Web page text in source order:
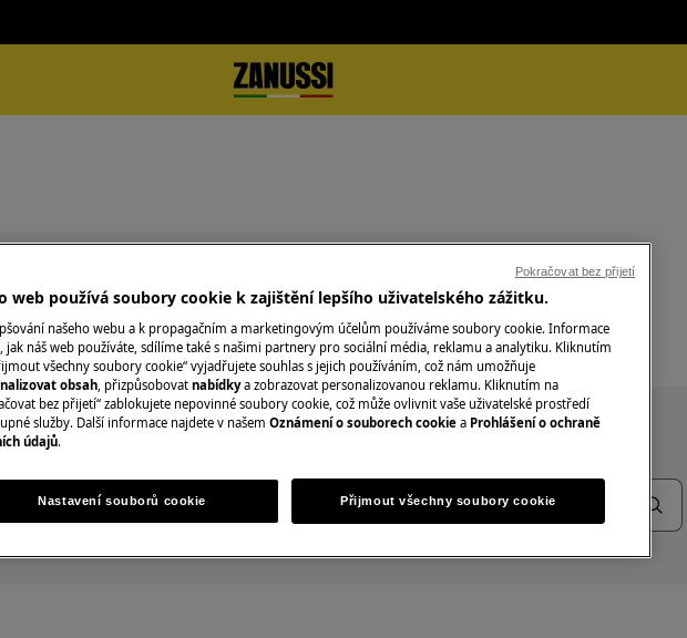
Podpora
web používá soubory cookie k zajištění lepšího uživatelského zážitku.
našeho webu a k propagačním a marketingovým účelům používáme soubory cookie. Informace
jak náš web používáte, sdílíme také s našimi partnery pro sociální média, reklamu a analytiku. Kliknutím
všechny soubory cookie“ vyjadřujete souhlas s jejich používáním, což nám umožňuje
obsah , přizpůsobovat nabídkya zobrazovat personalizovanou reklamu. Kliknutím na
bez přijetí“ zablokujete nepovinné soubory cookie, což může ovlivnit vaše uživatelské prostředí
služby. Další informace najdete v našem Oznámení o souborech cookie a Prohlášení o ochraně
údajů.
Nastavení souborů cookie Přijmout všechny soubory cookie
Pokračovat bez přijetí